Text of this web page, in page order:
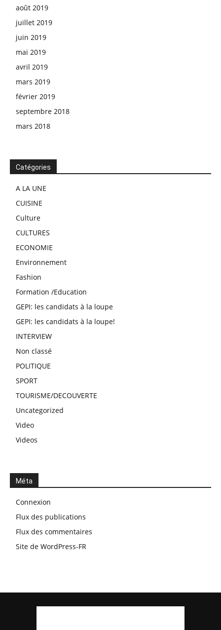
août 2019
juillet 2019
juin 2019
mai 2019
avril 2019
mars 2019
février 2019
septembre 2018
mars 2018
Catégories
A LA UNE
CUISINE
Culture
CULTURES
ECONOMIE
Environnement
Fashion
Formation /Education
GEPI: les candidats à la loupe
GEPI: les candidats à la loupe!
INTERVIEW
Non classé
POLITIQUE
SPORT
TOURISME/DECOUVERTE
Uncategorized
Video
Videos
Méta
Connexion
Flux des publications
Flux des commentaires
Site de WordPress-FR